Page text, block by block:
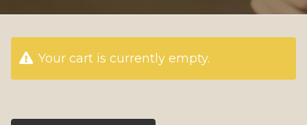
Your cart is currently empty.